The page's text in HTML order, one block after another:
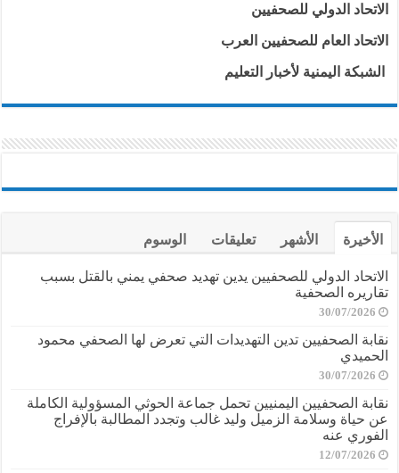
الاتحاد الدولي للصحفيين
الاتحاد العام للصحفيين العرب
الشبكة اليمنية لأخبار التعليم
الأخيرة الأشهر تعليقات الوسوم
الاتحاد الدولي للصحفيين يدين تهديد صحفي يمني بالقتل بسبب
تقاريره الصحفية
30/07/2026
نقابة الصحفيين تدين التهديدات التي تعرض لها الصحفي محمود
الحميدي
30/07/2026
نقابة الصحفيين اليمنيين تحمل جماعة الحوثي المسؤولية الكاملة
عن حياة وسلامة الزميل وليد غالب وتجدد المطالبة بالإفراج
الفوري عنه
12/07/2026